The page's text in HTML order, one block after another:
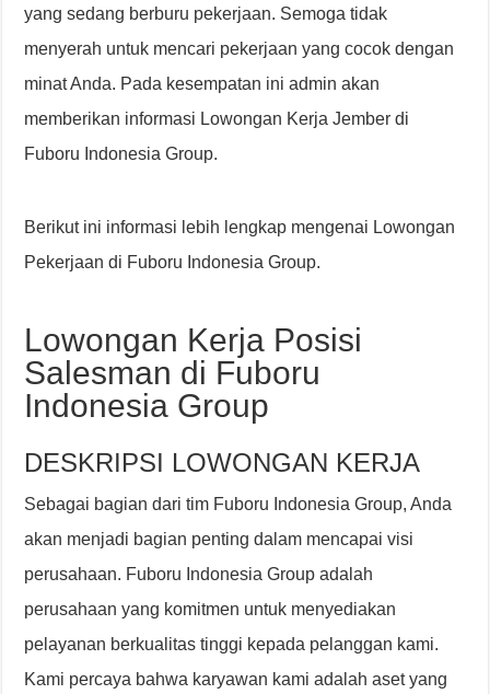
yang sedang berburu pekerjaan. Semoga tidak
menyerah untuk mencari pekerjaan yang cocok dengan
minat Anda. Pada kesempatan ini admin akan
memberikan informasi Lowongan Kerja Jember di
Fuboru Indonesia Group.
Berikut ini informasi lebih lengkap mengenai Lowongan
Pekerjaan di Fuboru Indonesia Group.
Lowongan Kerja Posisi
Salesman di Fuboru
Indonesia Group
DESKRIPSI LOWONGAN KERJA
Sebagai bagian dari tim Fuboru Indonesia Group, Anda
akan menjadi bagian penting dalam mencapai visi
perusahaan. Fuboru Indonesia Group adalah
perusahaan yang komitmen untuk menyediakan
pelayanan berkualitas tinggi kepada pelanggan kami.
Kami percaya bahwa karyawan kami adalah aset yang